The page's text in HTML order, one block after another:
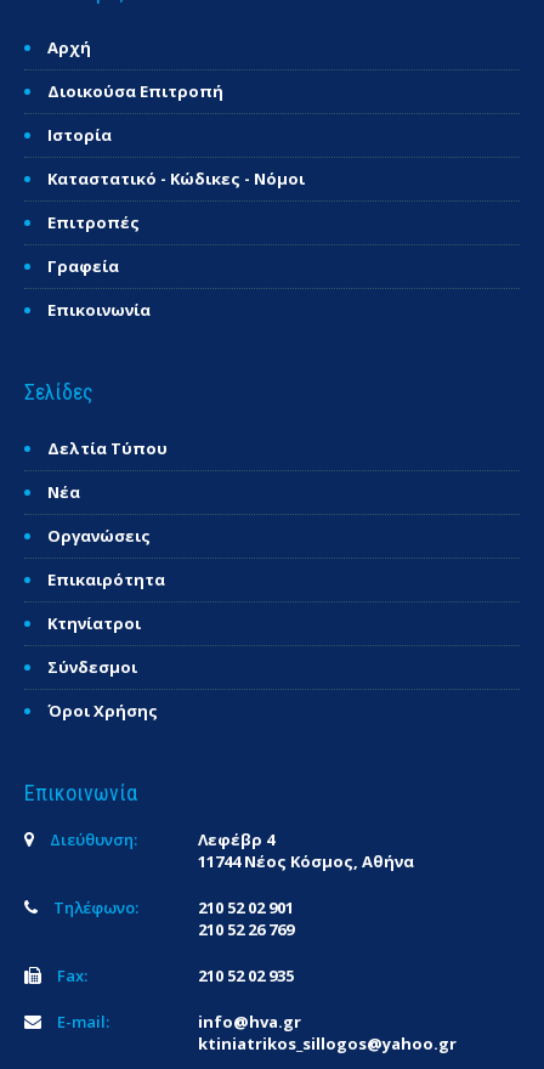
Αρχή
Διοικούσα Επιτροπή
Ιστορία
Καταστατικό - Κώδικες - Νόμοι
Επιτροπές
Γραφεία
Επικοινωνία
Σελίδες
Δελτία Τύπου
Νέα
Οργανώσεις
Επικαιρότητα
Κτηνίατροι
Σύνδεσμοι
Όροι Χρήσης
Επικοινωνία
Διεύθυνση:
Λεφέβρ 4
11744 Νέος Κόσμος, Αθήνα
Τηλέφωνο:
210 52 02 901
210 52 26 769
Fax: 210 52 02 935
E-mail:
info@hva.gr
ktiniatrikos_sillogos@yahoo.gr